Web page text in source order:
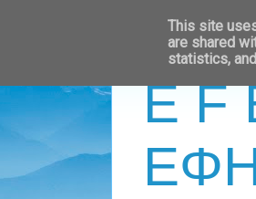
E F
This site
are shared
statistics,